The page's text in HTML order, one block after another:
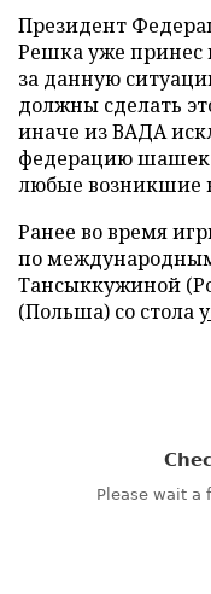
Президент
Решка уже
за данную
должны сделать
иначе из ВАДА
федерацию
любые возникшие
Ранее во время
по
Тансыккужиной
(Польша) со стола